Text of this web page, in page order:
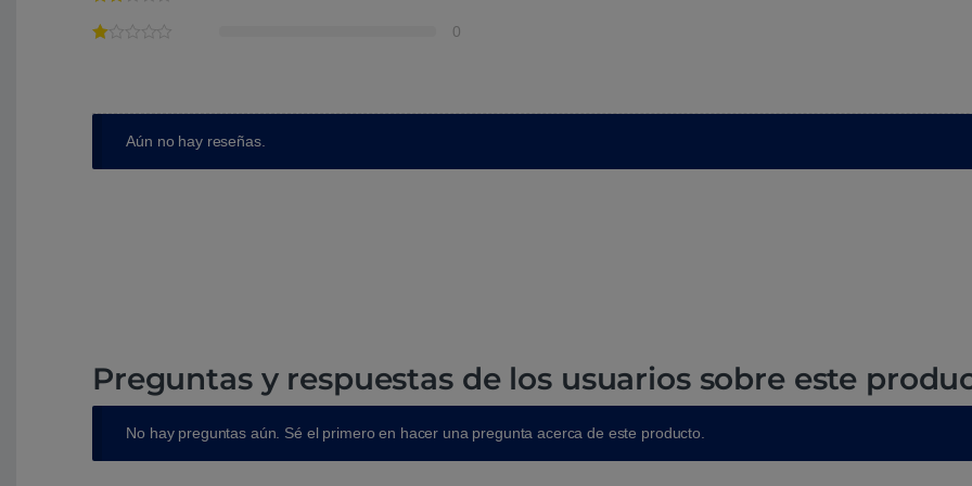
0
Aún no hay reseñas.
Preguntas y respuestas de los usuarios sobre este
No hay preguntas aún. Sé el primero en hacer una pregunta acerca de este producto.